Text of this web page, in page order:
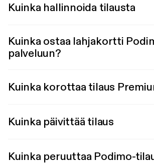
Kuinka hallinnoida tilausta
Kuinka ostaa lahjakortti
palveluun?
Kuinka korottaa tilaus
Kuinka päivittää tilaus
Kuinka peruuttaa Podimo-